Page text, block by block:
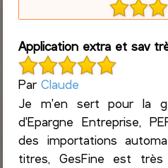
Application extra et sav
ParClaude
Je m'en sert pour la
d'Epargne Entreprise,
des importations
titres, GesFine est